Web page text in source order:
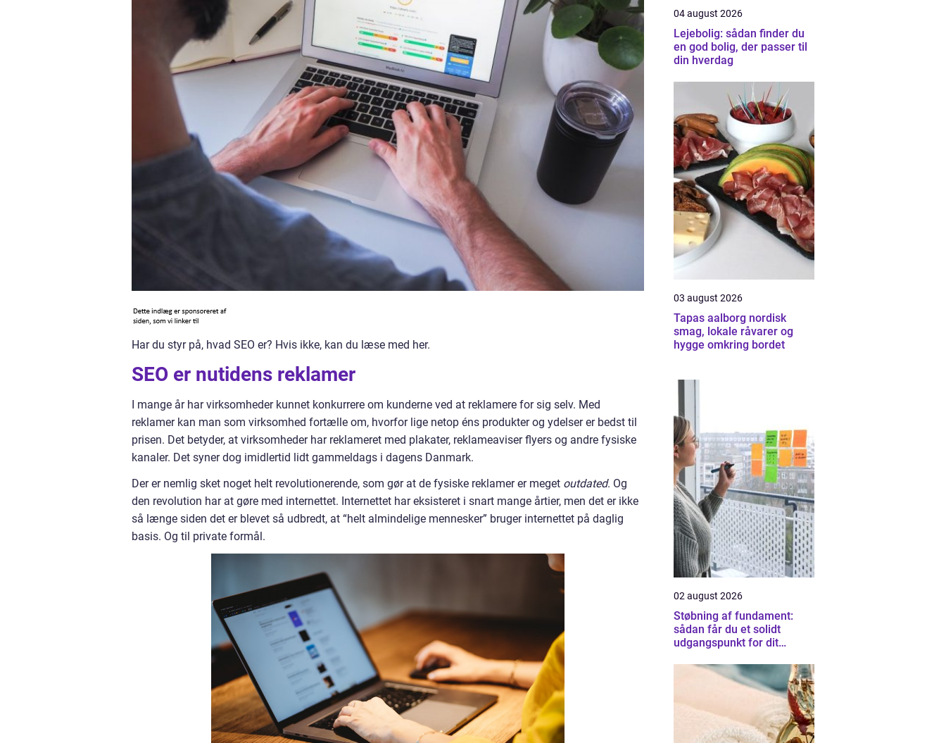
Har du styr på, hvad SEO er? Hvis ikke, kan du læse med her.
SEO er nutidens reklamer
I mange år har virksomheder kunnet konkurrere om kunderne ved at reklamere for sig selv. Med
reklamer kan man som virksomhed fortælle om, hvorfor lige netop éns produkter og ydelser er bedst til
prisen. Det betyder, at virksomheder har reklameret med plakater, reklameaviser flyers og andre fysiske
kanaler. Det syner dog imidlertid lidt gammeldags i dagens Danmark.
Der er nemlig sket noget helt revolutionerende, som gør at de fysiske reklamer er meget outdated. Og
den revolution har at gøre med internettet. Internettet har eksisteret i snart mange årtier, men det er ikke
så længe siden det er blevet så udbredt, at “helt almindelige mennesker” bruger internettet på daglig
basis. Og til private formål.
04 august 2026
Lejebolig: sådan finder du
en god bolig, der passer til
din hverdag
03 august 2026
Tapas aalborg nordisk
smag, lokale råvarer og
hygge omkring bordet
02 august 2026
Støbning af fundament:
sådan får du et solidt
udgangspunkt for dit